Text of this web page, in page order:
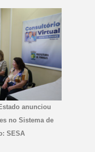
anunciou
no Sistema de
SESA